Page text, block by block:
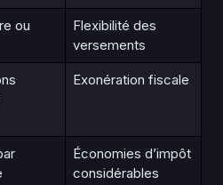
ou
Flexibilité des
versements
Exonération fiscale
Économies d’impôt
considérables